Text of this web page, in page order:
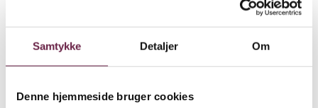
Samtykke Detaljer Om
Denne hjemmeside bruger cookies
Beskrivelse
Nordic Play Elbil Audi SQ8 2 x 10,8V motor er en stilfuld og